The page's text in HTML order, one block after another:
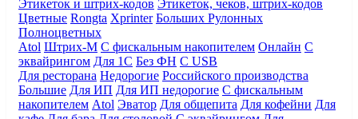
Этикеток и штрих-кодов Этикеток, чеков, штрих-кодов
Цветные Rongta Xprinter Больших Рулонных
Полноцветных
Atol Штрих-М С фискальным накопителем Онлайн С
эквайрингом Для 1С Без ФН С USB
Для ресторана Недорогие Российского производства
Большие Для ИП Для ИП недорогие С фискальным
накопителем Atol Эватор Для общепита Для кофейни Для